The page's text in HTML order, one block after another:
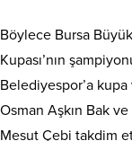
Böylece Bursa
Kupası’nın
Belediyespor’a kupa
Osman Aşkın Bak
Mesut Çebi takdim